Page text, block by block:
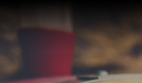
ÜBERSPRINGEN